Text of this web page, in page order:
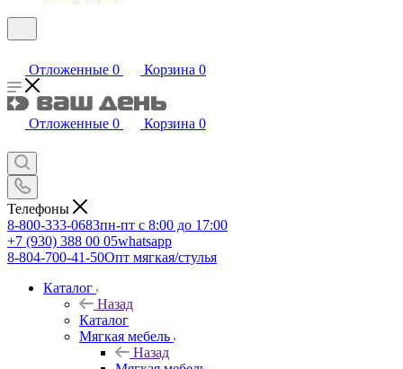
Отложенные 0 Корзина 0
Отложенные 0 Корзина 0
Телефоны
8-800-333-0683пн-пт с 8:00 до 17:00
+7 (930) 388 00 05whatsapp
8-804-700-41-50Опт мягкая/стулья
Каталог
Назад
Каталог
Мягкая мебель
Назад